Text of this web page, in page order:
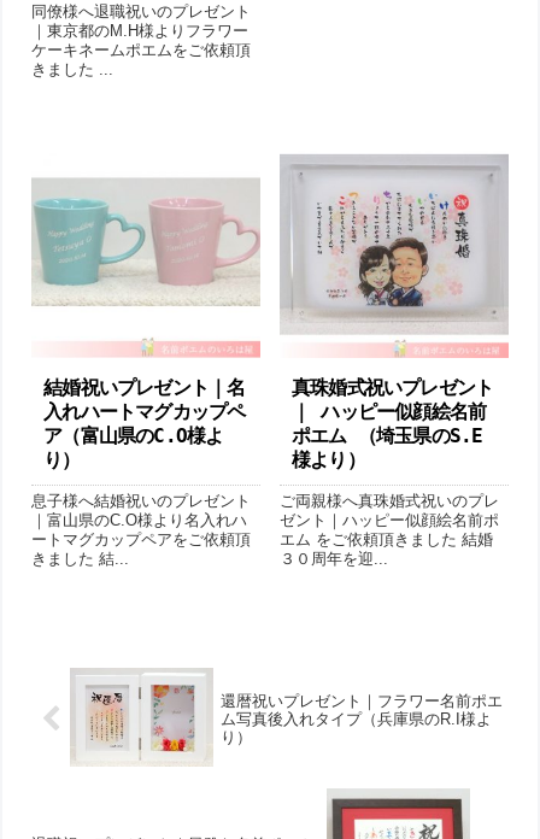
同僚様へ退職祝いのプレゼント
｜東京都のM.H様よりフラワー
ケーキネームポエムをご依頼頂
きました ...
結婚祝いプレゼント｜名
入れハートマグカップペ
ア（富山県のC.O様よ
り ）
息子様へ結婚祝いのプレゼント
｜富山県のC.O様より名入れハ
ートマグカップペアをご依頼頂
きました 結...
真珠婚式祝いプレゼント
｜ ハッピー似顔絵名前
ポエム （埼玉県のS.E
様より ）
ご両親様へ真珠婚式祝いのプレ
ゼント｜ハッピー似顔絵名前ポ
エム をご依頼頂きました 結婚
３０周年を迎...
還暦祝いプレゼント｜フラワー名前ポエ
ム写真後入れタイプ（兵庫県のR.I様よ
り ）